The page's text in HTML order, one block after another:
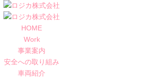
HOME
Work
事業案内
安全への取り組み
車両紹介